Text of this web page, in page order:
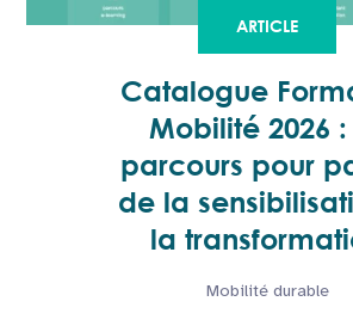
ARTICLE
Catalogue
Mobilité 2026 :
parcours pour
de la
la
Mobilité durable